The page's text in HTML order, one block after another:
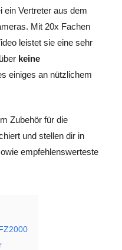
ein Vertreter aus dem
Mit 20x Fachen
leistet sie eine sehr
keine
einiges an nützlichem
Zubehör für die
und stellen dir in
empfehlenswerteste